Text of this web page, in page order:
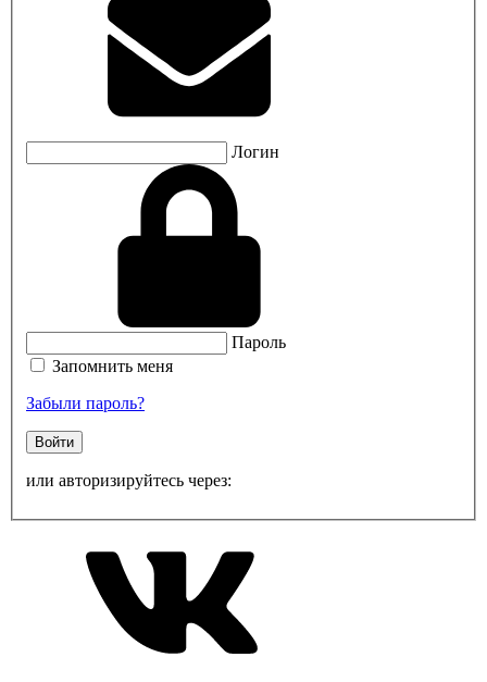
Логин
Пароль
Запомнить меня
Забыли пароль?
Войти
или авторизируйтесь через: